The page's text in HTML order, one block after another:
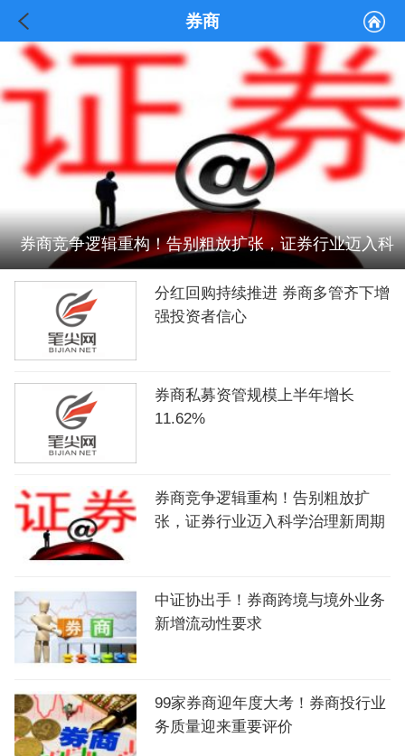
券商
券商竞争逻辑重构！告别粗放扩张，证券行业迈入科
学治理新周期
分红回购持续推进 券商多管齐下增
强投资者信心
券商私募资管规模上半年增长
11.62%
券商竞争逻辑重构！告别粗放扩
张，证券行业迈入科学治理新周期
中证协出手！券商跨境与境外业务
新增流动性要求
99家券商迎年度大考！券商投行业
务质量迎来重要评价